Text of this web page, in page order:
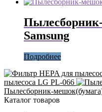
Samsung
Подробнее
пылесоса LG PL-066
Пылесборник-
Каталог товаров